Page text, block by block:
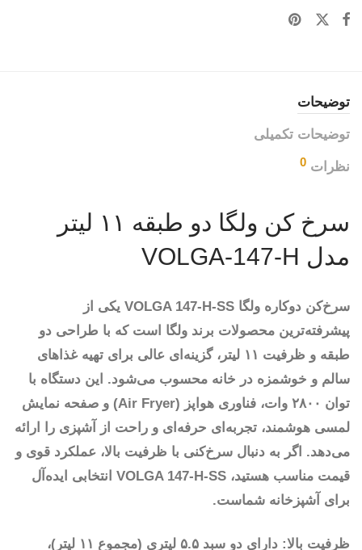
توضیحات
توضیحات تکمیلی
نظرات 0
سرخ کن ولگا دو طبقه ۱۱ لیتر
مدل VOLGA-147-H
سرخ‌کن دوکاره ولگا VOLGA 147-H-SS یکی از
پیشرفته‌ترین محصولات برند ولگا است که با طراحی دو
طبقه و ظرفیت ۱۱ لیتر، گزینه‌ای عالی برای تهیه غذاهای
سالم و خوشمزه در خانه محسوب می‌شود. این دستگاه با
توان ۲۸۰۰ وات، فناوری هواپز (Air Fryer) و صفحه نمایش
لمسی هوشمند، تجربه‌ای حرفه‌ای و راحت از آشپزی را ارائه
می‌دهد. اگر به دنبال سرخ‌کنی با ظرفیت بالا، عملکرد قوی و
قیمت مناسب هستید، VOLGA 147-H-SS انتخابی ایده‌آل
برای آشپزخانه شماست.
ظرفیت بالا: دارای دو سبد ۵.۵ لیتری (مجموع ۱۱ لیتر)،